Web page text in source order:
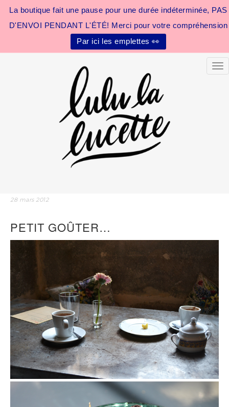
La boutique fait une pause pour une durée indéterminée, PAS
D'ENVOI PENDANT L'ÉTÉ! Merci pour votre compréhension
Par ici les emplettes 👀
28 mars 2012
PETIT GOÛTER…